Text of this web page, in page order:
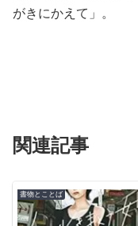
がきにかえて」。
関連記事
書物とことば